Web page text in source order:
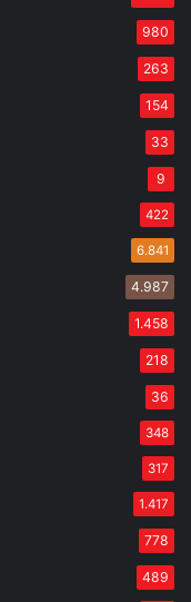
980
263
154
33
9
422
6.841
4.987
1.458
218
36
348
317
1.417
778
489